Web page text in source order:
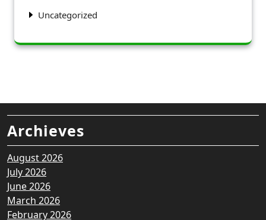
Uncategorized
Archieves
August 2026
July 2026
June 2026
March 2026
February 2026